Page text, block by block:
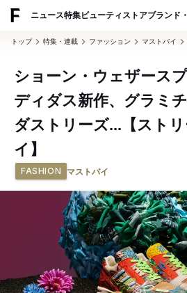
ニュース特集ビューティ ストアブランド
トップ 特集・連載 ファッション マストバイ
ショーン・ウェザース
ディダス新作、グラミ
ダストリーズ...【スト
イ】
FASHION マストバイ